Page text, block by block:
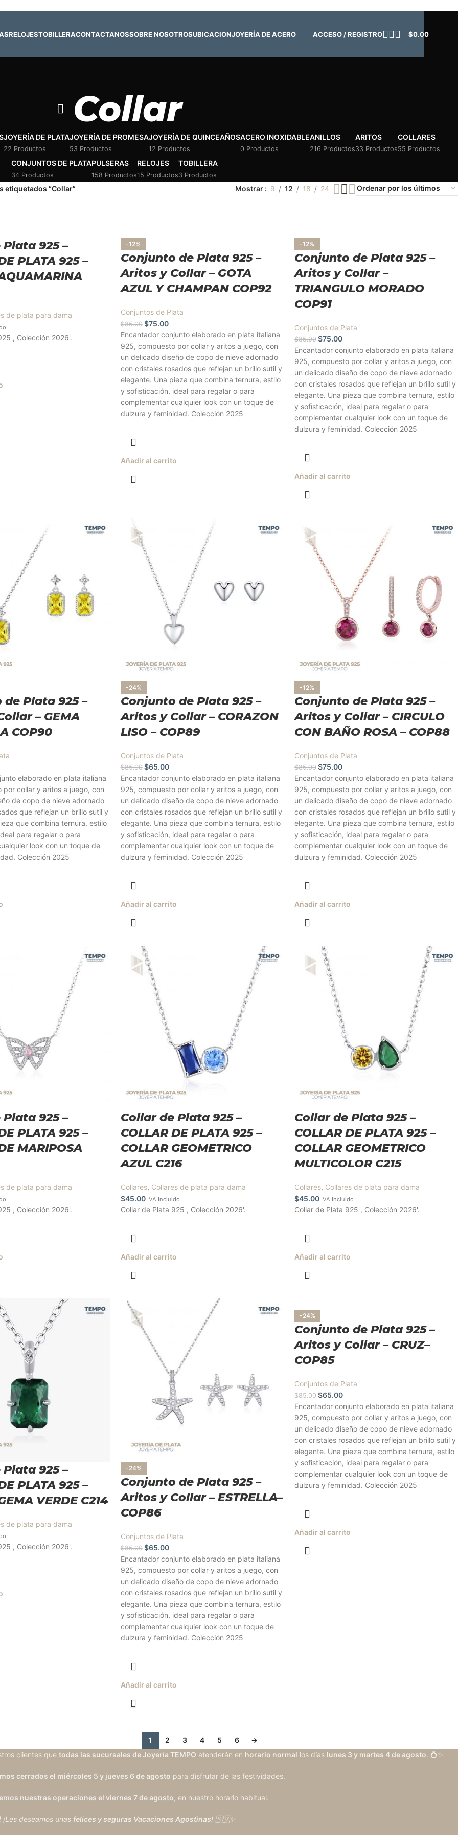
RELOJESTOBILLERACONTACTANOSSOBRE NOSOTROSUBICACIONJOYERÍA DE ACERO ACCESO / REGISTRO $0.00
Collar
JOYERÍA DE PLATA
22 Productos
JOYERÍA DE PROMESA
53 Productos
JOYERÍA DE QUINCEAÑOS
12 Productos
ACERO INOXIDABLE
0 Productos
ANILLOS
216 Productos
ARITOS
33 Productos
COLLARES
55 Productos
CONJUNTOS DE PLATA
34 Productos
PULSERAS
158 Productos
RELOJES
15 Productos
TOBILLERA
3 Productos
etiquetados “Collar” Mostrar 9 12 18 24
925 –
PLATA 925 –
de plata para dama
, Colección 2026'.
-12%
Conjunto de Plata 925 –
Aritos y Collar – GOTA
AZUL Y CHAMPAN COP92
Conjuntos de Plata
$85.00 $75.00
Encantador conjunto elaborado en plata italiana
925, compuesto por collar y aritos a juego, con
un delicado diseño de copo de nieve adornado
con cristales rosados que reflejan un brillo sutil y
elegante. Una pieza que combina ternura, estilo
y sofisticación, ideal para regalar o para
complementar cualquier look con un toque de
dulzura y feminidad. Colección 2025
Añadir al carrito
-12%
Conjunto de Plata 925 –
Aritos y Collar –
TRIANGULO MORADO
COP91
Conjuntos de Plata
$85.00 $75.00
Encantador conjunto elaborado en plata italiana
925, compuesto por collar y aritos a juego, con
un delicado diseño de copo de nieve adornado
con cristales rosados que reflejan un brillo sutil y
elegante. Una pieza que combina ternura, estilo
y sofisticación, ideal para regalar o para
complementar cualquier look con un toque de
dulzura y feminidad. Colección 2025
Añadir al carrito
Plata 925 –
– GEMA
COP90
elaborado en plata italiana
por collar y aritos a juego, con
de copo de nieve adornado
que reflejan un brillo sutil y
que combina ternura, estilo
para regalar o para
look con un toque de
Colección 2025
-24%
Conjunto de Plata 925 –
Aritos y Collar – CORAZON
LISO – COP89
Conjuntos de Plata
$85.00 $65.00
Encantador conjunto elaborado en plata italiana
925, compuesto por collar y aritos a juego, con
un delicado diseño de copo de nieve adornado
con cristales rosados que reflejan un brillo sutil y
elegante. Una pieza que combina ternura, estilo
y sofisticación, ideal para regalar o para
complementar cualquier look con un toque de
dulzura y feminidad. Colección 2025
Añadir al carrito
-12%
Conjunto de Plata 925 –
Aritos y Collar – CIRCULO
CON BAÑO ROSA – COP88
Conjuntos de Plata
$85.00 $75.00
Encantador conjunto elaborado en plata italiana
925, compuesto por collar y aritos a juego, con
un delicado diseño de copo de nieve adornado
con cristales rosados que reflejan un brillo sutil y
elegante. Una pieza que combina ternura, estilo
y sofisticación, ideal para regalar o para
complementar cualquier look con un toque de
dulzura y feminidad. Colección 2025
Añadir al carrito
925 –
PLATA 925 –
MARIPOSA
de plata para dama
, Colección 2026'.
Collar de Plata 925 –
COLLAR DE PLATA 925 –
COLLAR GEOMETRICO
AZUL C216
Collares, Collares de plata para dama
$45.00 IVA Incluido
Collar de Plata 925 , Colección 2026'.
Añadir al carrito
Collar de Plata 925 –
COLLAR DE PLATA 925 –
COLLAR GEOMETRICO
MULTICOLOR C215
Collares, Collares de plata para dama
$45.00 IVA Incluido
Collar de Plata 925 , Colección 2026'.
Añadir al carrito
925 –
PLATA 925 –
VERDE C214
de plata para dama
, Colección 2026'.
-24%
Conjunto de Plata 925 –
Aritos y Collar – ESTRELLA–
COP86
Conjuntos de Plata
$85.00 $65.00
Encantador conjunto elaborado en plata italiana
925, compuesto por collar y aritos a juego, con
un delicado diseño de copo de nieve adornado
con cristales rosados que reflejan un brillo sutil y
elegante. Una pieza que combina ternura, estilo
y sofisticación, ideal para regalar o para
complementar cualquier look con un toque de
dulzura y feminidad. Colección 2025
Añadir al carrito
-24%
Conjunto de Plata 925 –
Aritos y Collar – CRUZ–
COP85
Conjuntos de Plata
$85.00 $65.00
Encantador conjunto elaborado en plata italiana
925, compuesto por collar y aritos a juego, con
un delicado diseño de copo de nieve adornado
con cristales rosados que reflejan un brillo sutil y
elegante. Una pieza que combina ternura, estilo
y sofisticación, ideal para regalar o para
complementar cualquier look con un toque de
dulzura y feminidad. Colección 2025
Añadir al carrito
1 2 3 4 5 6
→
clientes que todas las sucursales de Joyería TEMPO atenderán en horario normal los días lunes 3 y martes 4 de agosto. 💍✨
cerrados el miércoles 5 y jueves 6 de agosto para disfrutar de las festividades.
nuestras operaciones el viernes 7 de agosto, en nuestro horario habitual.
¡Les deseamos unas felices y seguras Vacaciones Agostinas! 🇸🇻✨